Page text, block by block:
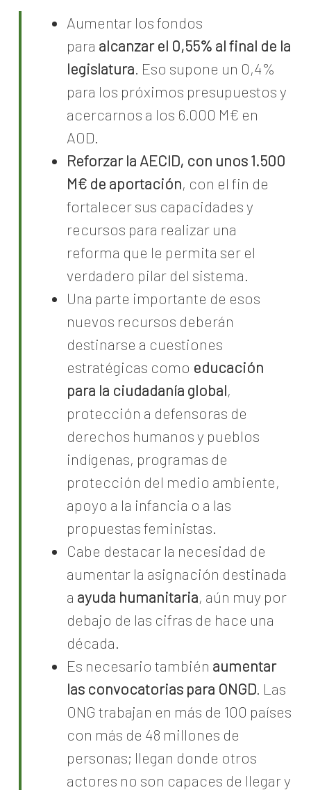
Aumentar los fondos
para alcanzar el 0,55% al final de la
legislatura . Eso supone un 0,4%
para los próximos presupuestos y
acercarnos a los 6.000 M€ en
AOD.
Reforzar la AECID, con unos 1.500
M€ de aportación, con el fin de
fortalecer sus capacidades y
recursos para realizar una
reforma que le permita ser el
verdadero pilar del sistema.
Una parte importante de esos
nuevos recursos deberán
destinarse a cuestiones
estratégicas como educación
para la ciudadanía global,
protección a defensoras de
derechos humanos y pueblos
indígenas, programas de
protección del medio ambiente,
apoyo a la infancia o a las
propuestas feministas.
Cabe destacar la necesidad de
aumentar la asignación destinada
a ayuda humanitaria, aún muy por
debajo de las cifras de hace una
década.
Es necesario también aumentar
las convocatorias para ONGD . Las
ONG trabajan en más de 100 países
con más de 48 millones de
personas; llegan donde otros
actores no son capaces de llegar y